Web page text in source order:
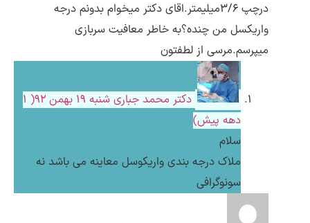
درچپ 3/6میلیمتر.اقای دکتر میخوام بدونم درجه
واریکسل من چنده؟به خاطر معافیت سربازی
میپرسم.مرسی از لطفتون
دکتر محمد جباری
شنبه ۱۹ بهمن ۹۲( 1
دهه پیش)
سلام
ملاک درجه بندی واریکوسل معاینه می باشد نه
سونوگرافی